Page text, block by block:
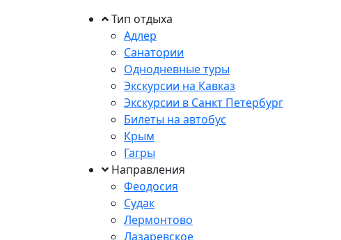
Тип отдыха
Адлер
Санатории
Однодневные туры
Экскурсии на Кавказ
Экскурсии в Санкт Петербург
Билеты на автобус
Крым
Гагры
Направления
Феодосия
Судак
Лермонтово
Лазаревское